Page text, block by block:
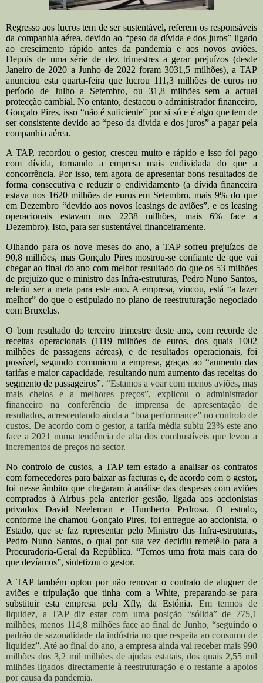
Regresso aos lucros tem de ser sustentável, referem os responsáveis
da companhia aérea, devido ao “peso da dívida e dos juros” ligado
ao crescimento rápido antes da pandemia e aos novos aviões.
Depois de uma série de dez trimestres a gerar prejuízos (desde
Janeiro de 2020 a Junho de 2022 foram 3031,5 milhões), a TAP
anunciou esta quarta-feira que lucrou 111,3 milhões de euros no
período de Julho a Setembro, ou 31,8 milhões sem a actual
protecção cambial. No entanto, destacou o administrador financeiro,
Gonçalo Pires, isso “não é suficiente” por si só e é algo que tem de
ser consistente devido ao “peso da dívida e dos juros” a pagar pela
companhia aérea.
A TAP, recordou o gestor, cresceu muito e rápido e isso foi pago
com dívida, tornando a empresa mais endividada do que a
concorrência. Por isso, tem agora de apresentar bons resultados de
forma consecutiva e reduzir o endividamento (a dívida financeira
estava nos 1620 milhões de euros em Setembro, mais 9% do que
em Dezembro “devido aos novos leasings de aviões”, e os leasing
operacionais estavam nos 2238 milhões, mais 6% face a
Dezembro). Isto, para ser sustentável financeiramente.
Olhando para os nove meses do ano, a TAP sofreu prejuízos de
90,8 milhões, mas Gonçalo Pires mostrou-se confiante de que vai
chegar ao final do ano com melhor resultado do que os 53 milhões
de prejuízo que o ministro das Infra-estruturas, Pedro Nuno Santos,
referiu ser a meta para este ano. A empresa, vincou, está “a fazer
melhor” do que o estipulado no plano de reestruturação negociado
com Bruxelas.
O bom resultado do terceiro trimestre deste ano, com recorde de
receitas operacionais (1119 milhões de euros, dos quais 1002
milhões de passagens aéreas), e de resultados operacionais, foi
possível, segundo comunicou a empresa, graças ao “aumento das
tarifas e maior capacidade, resultando num aumento das receitas do
segmento de passageiros”. “Estamos a voar com menos aviões, mas
mais cheios e a melhores preços”, explicou o administrador
financeiro na conferência de imprensa de apresentação de
resultados, acrescentando ainda a “boa performance” no controlo de
custos. De acordo com o gestor, a tarifa média subiu 23% este ano
face a 2021 numa tendência de alta dos combustíveis que levou a
incrementos de preços no sector.
No controlo de custos, a TAP tem estado a analisar os contratos
com fornecedores para baixar as facturas e, de acordo com o gestor,
foi nesse âmbito que chegaram à análise das despesas com aviões
comprados à Airbus pela anterior gestão, ligada aos accionistas
privados David Neeleman e Humberto Pedrosa. O estudo,
conforme lhe chamou Gonçalo Pires, foi entregue ao accionista, o
Estado, que se faz representar pelo Ministro das Infra-estruturas,
Pedro Nuno Santos, o qual por sua vez decidiu remetê-lo para a
Procuradoria-Geral da República. “Temos uma frota mais cara do
que devíamos”, sintetizou o gestor.
A TAP também optou por não renovar o contrato de aluguer de
aviões e tripulação que tinha com a White, preparando-se para
substituir esta empresa pela Xfly, da Estónia. Em termos de
liquidez, a TAP diz estar com uma posição “sólida” de 775,1
milhões, menos 114,8 milhões face ao final de Junho, “seguindo o
padrão de sazonalidade da indústria no que respeita ao consumo de
liquidez”. Até ao final do ano, a empresa ainda vai receber mais 990
milhões dos 3,2 mil milhões de ajudas estatais, dos quais 2,55 mil
milhões ligados directamente à reestruturação e o restante a apoios
por causa da pandemia.